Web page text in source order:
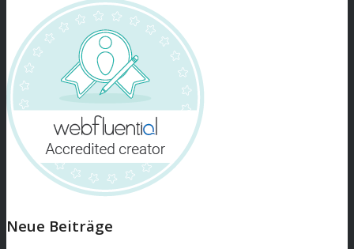
Neue Beiträge